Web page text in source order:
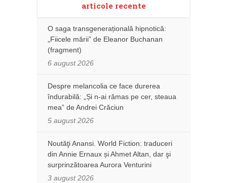
articole recente
O saga transgenerațională hipnotică:
„Fiicele mării” de Eleanor Buchanan
(fragment)
6 august 2026
Despre melancolia ce face durerea
îndurabilă: „Și n-ai rămas pe cer, steaua
mea” de Andrei Crăciun
5 august 2026
Noutăţi Anansi. World Fiction: traduceri
din Annie Ernaux și Ahmet Altan, dar şi
surprinzătoarea Aurora Venturini
3 august 2026